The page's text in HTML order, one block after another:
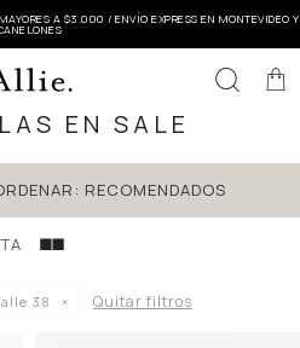
A $3.000 / ENVÍO EXPRESS EN MONTEVIDEO Y
EN SALE
RECOMENDADOS
38 Quitar filtros